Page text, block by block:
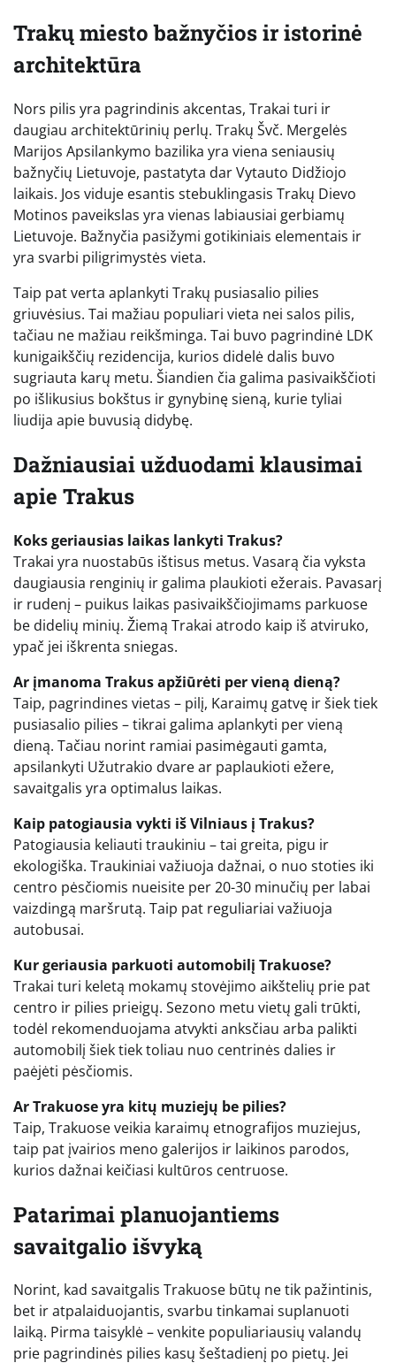
Trakų miesto bažnyčios ir istorinė
architektūra
Nors pilis yra pagrindinis akcentas, Trakai turi ir
daugiau architektūrinių perlų. Trakų Švč. Mergelės
Marijos Apsilankymo bazilika yra viena seniausių
bažnyčių Lietuvoje, pastatyta dar Vytauto Didžiojo
laikais. Jos viduje esantis stebuklingasis Trakų Dievo
Motinos paveikslas yra vienas labiausiai gerbiamų
Lietuvoje. Bažnyčia pasižymi gotikiniais elementais ir
yra svarbi piligrimystės vieta.
Taip pat verta aplankyti Trakų pusiasalio pilies
griuvėsius. Tai mažiau populiari vieta nei salos pilis,
tačiau ne mažiau reikšminga. Tai buvo pagrindinė LDK
kunigaikščių rezidencija, kurios didelė dalis buvo
sugriauta karų metu. Šiandien čia galima pasivaikščioti
po išlikusius bokštus ir gynybinę sieną, kurie tyliai
liudija apie buvusią didybę.
Dažniausiai užduodami klausimai
apie Trakus
Koks geriausias laikas lankyti Trakus?
Trakai yra nuostabūs ištisus metus. Vasarą čia vyksta
daugiausia renginių ir galima plaukioti ežerais. Pavasarį
ir rudenį – puikus laikas pasivaikščiojimams parkuose
be didelių minių. Žiemą Trakai atrodo kaip iš atviruko,
ypač jei iškrenta sniegas.
Ar įmanoma Trakus apžiūrėti per vieną dieną?
Taip, pagrindines vietas – pilį, Karaimų gatvę ir šiek tiek
pusiasalio pilies – tikrai galima aplankyti per vieną
dieną. Tačiau norint ramiai pasimėgauti gamta,
apsilankyti Užutrakio dvare ar paplaukioti ežere,
savaitgalis yra optimalus laikas.
Kaip patogiausia vykti iš Vilniaus į Trakus?
Patogiausia keliauti traukiniu – tai greita, pigu ir
ekologiška. Traukiniai važiuoja dažnai, o nuo stoties iki
centro pėsčiomis nueisite per 20-30 minučių per labai
vaizdingą maršrutą. Taip pat reguliariai važiuoja
autobusai.
Kur geriausia parkuoti automobilį Trakuose?
Trakai turi keletą mokamų stovėjimo aikštelių prie pat
centro ir pilies prieigų. Sezono metu vietų gali trūkti,
todėl rekomenduojama atvykti anksčiau arba palikti
automobilį šiek tiek toliau nuo centrinės dalies ir
paėjėti pėsčiomis.
Ar Trakuose yra kitų muziejų be pilies?
Taip, Trakuose veikia karaimų etnografijos muziejus,
taip pat įvairios meno galerijos ir laikinos parodos,
kurios dažnai keičiasi kultūros centruose.
Patarimai planuojantiems
savaitgalio išvyką
Norint, kad savaitgalis Trakuose būtų ne tik pažintinis,
bet ir atpalaiduojantis, svarbu tinkamai suplanuoti
laiką. Pirma taisyklė – venkite populiariausių valandų
prie pagrindinės pilies kasų šeštadienį po pietų. Jei